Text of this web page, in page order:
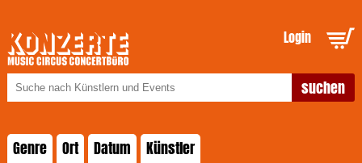
Login
Genre Ort Datum Künstler